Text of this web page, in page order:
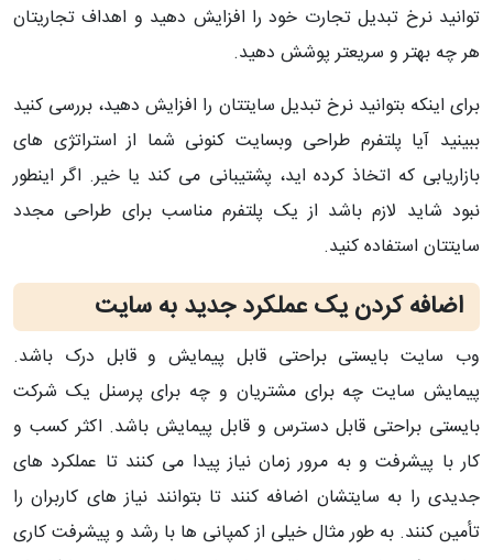
توانید نرخ تبدیل تجارت خود را افزایش دهید و اهداف تجاریتان
هر چه بهتر و سریعتر پوشش دهید.
برای اینکه بتوانید نرخ تبدیل سایتتان را افزایش دهید، بررسی کنید
ببینید آیا پلتفرم طراحی وبسایت کنونی شما از استراتژی های
بازاریابی که اتخاذ کرده اید، پشتیبانی می کند یا خیر. اگر اینطور
نبود شاید لازم باشد از یک پلتفرم مناسب برای طراحی مجدد
سایتتان استفاده کنید.
اضافه کردن یک عملکرد جدید به سایت
وب سایت بایستی براحتی قابل پیمایش و قابل درک باشد.
پیمایش سایت چه برای مشتریان و چه برای پرسنل یک شرکت
بایستی براحتی قابل دسترس و قابل پیمایش باشد. اکثر کسب و
کار با پیشرفت و به مرور زمان نیاز پیدا می کنند تا عملکرد های
جدیدی را به سایتشان اضافه کنند تا بتوانند نیاز های کاربران را
تأمین کنند. به طور مثال خیلی از کمپانی ها با رشد و پیشرفت کاری